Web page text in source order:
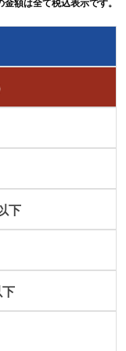
額は全て税込表示です。
下